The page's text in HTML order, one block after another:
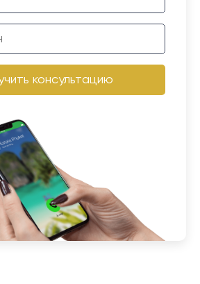
консультацию